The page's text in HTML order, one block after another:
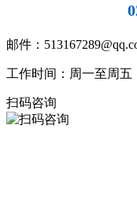
邮件：
工作时间：周一至周五
扫码咨询